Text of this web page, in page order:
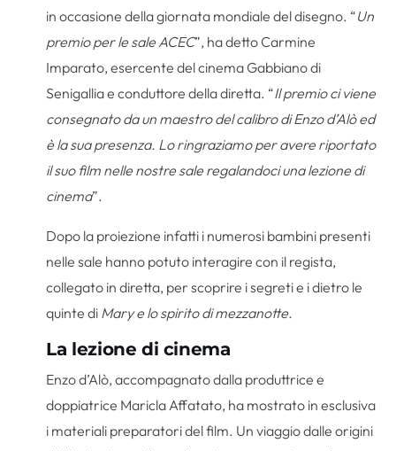
in occasione della giornata mondiale del disegno. “Un
premio per le sale ACEC”, ha detto Carmine
Imparato, esercente del cinema Gabbiano di
Senigallia e conduttore della diretta. “Il premio ci viene
consegnato da un maestro del calibro di Enzo d’Alò ed
è la sua presenza. Lo ringraziamo per avere riportato
il suo film nelle nostre sale regalandoci una lezione di
cinema”.
Dopo la proiezione infatti i numerosi bambini presenti
nelle sale hanno potuto interagire con il regista,
collegato in diretta, per scoprire i segreti e i dietro le
quinte di Mary e lo spirito di mezzanotte.
La lezione di cinema
Enzo d’Alò, accompagnato dalla produttrice e
doppiatrice Maricla Affatato, ha mostrato in esclusiva
i materiali preparatori del film. Un viaggio dalle origini